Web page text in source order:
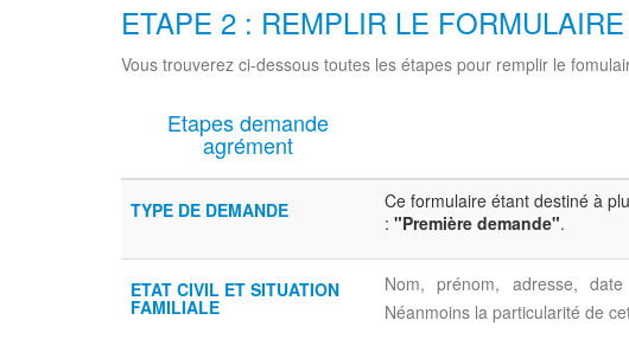
ETAPE 2 : REMPLIR LE
Vous trouverez ci-dessous toutes les étapes pour remplir le
Etapes demande
agrément
TYPE DE DEMANDE
Ce formulaire étant destiné à
: "Première demande".
ETAT CIVIL ET SITUATION
FAMILIALE
Nom, prénom, adresse,
Néanmoins la particularité de